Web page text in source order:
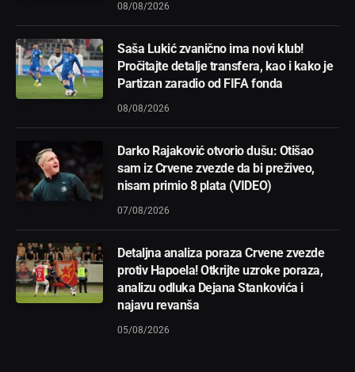
08/08/2026
Saša Lukić zvanično ima novi klub!
Pročitajte detalje transfera, kao i kako je
Partizan zaradio od FIFA fonda
08/08/2026
Darko Rajaković otvorio dušu: Otišao
sam iz Crvene zvezde da bi preživeo,
nisam primio 8 plata (VIDEO)
07/08/2026
Detaljna analiza poraza Crvene zvezde
protiv Hapoela! Otkrijte uzroke poraza,
analizu odluka Dejana Stankovića i
najavu revanša
05/08/2026